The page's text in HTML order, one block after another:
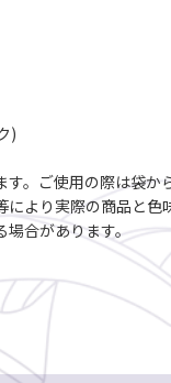
)
。ご使用の際は袋か
より実際の商品と色
合があります。